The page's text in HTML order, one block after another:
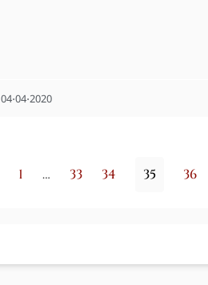
04⋅04⋅2020
1 … 33 34 35 36